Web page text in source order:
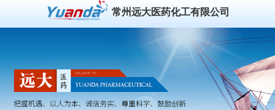
常州远大医药化工有限公司